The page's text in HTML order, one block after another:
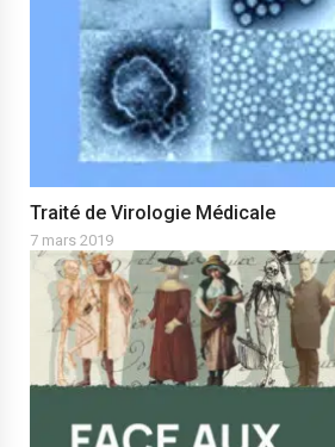
Traité de Virologie Médicale
7 mars 2019